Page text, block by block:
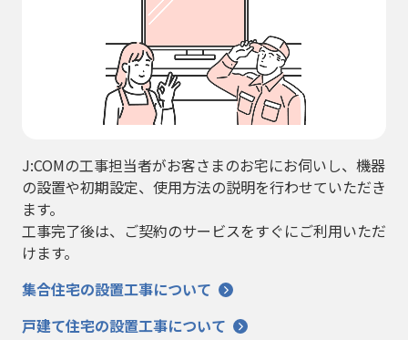
J:COMの工事担当者がお客さまのお宅にお伺いし、機器
の設置や初期設定、使用方法の説明を行わせていただき
ます。
工事完了後は、ご契約のサービスをすぐにご利用いただ
けます。
集合住宅の設置工事について
戸建て住宅の設置工事について